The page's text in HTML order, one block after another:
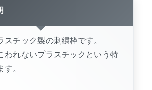
スチック製の刺繍枠です。
われないプラスチックという特
す。